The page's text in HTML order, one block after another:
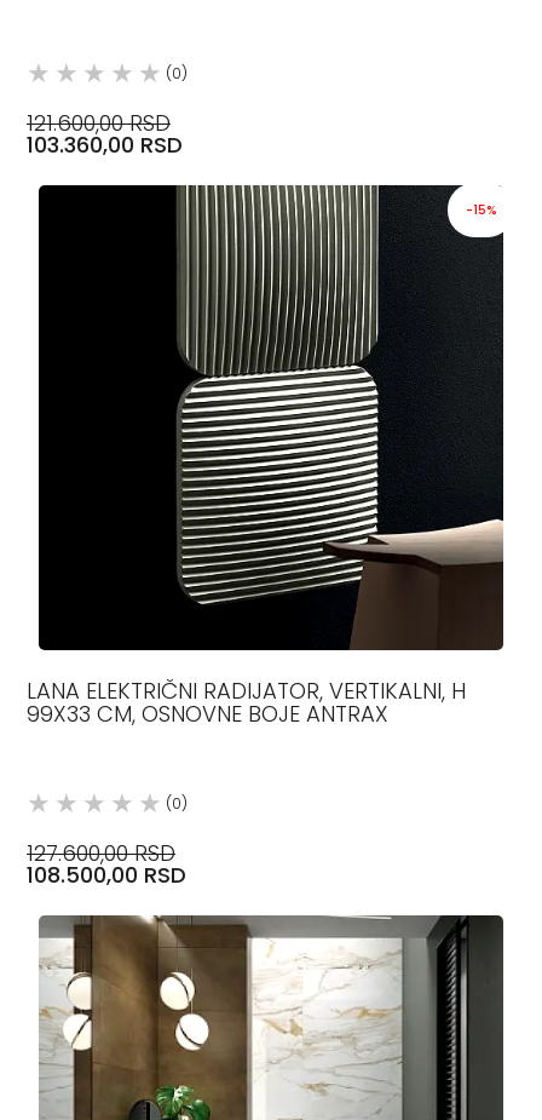
(0)
121.600,00 RSD
103.360,00 RSD
-15%
LANA ELEKTRIČNI RADIJATOR, VERTIKALNI, H
99X33 CM, OSNOVNE BOJE ANTRAX
(0)
127.600,00 RSD
108.500,00 RSD